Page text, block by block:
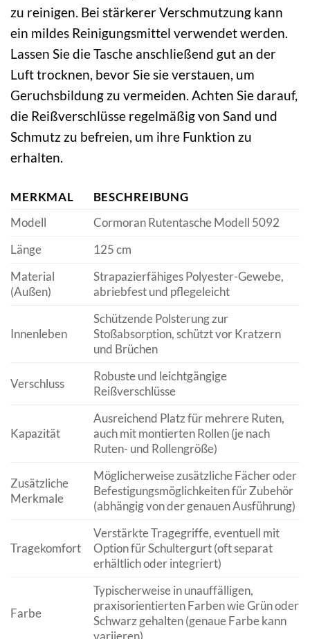
zu reinigen. Bei stärkerer Verschmutzung kann
ein mildes Reinigungsmittel verwendet werden.
Lassen Sie die Tasche anschließend gut an der
Luft trocknen, bevor Sie sie verstauen, um
Geruchsbildung zu vermeiden. Achten Sie darauf,
die Reißverschlüsse regelmäßig von Sand und
Schmutz zu befreien, um ihre Funktion zu
erhalten.
MERKMAL
BESCHREIBUNG
Modell
Cormoran Rutentasche Modell 5092
Länge
125 cm
Material
(Außen)
Strapazierfähiges Polyester-Gewebe,
abriebfest und pflegeleicht
Innenleben
Schützende Polsterung zur
Stoßabsorption, schützt vor Kratzern
und Brüchen
Verschluss
Robuste und leichtgängige
Reißverschlüsse
Kapazität
Ausreichend Platz für mehrere Ruten,
auch mit montierten Rollen (je nach
Ruten- und Rollengröße)
Zusätzliche
Merkmale
Möglicherweise zusätzliche Fächer oder
Befestigungsmöglichkeiten für Zubehör
(abhängig von der genauen Ausführung)
Tragekomfort
Verstärkte Tragegriffe, eventuell mit
Option für Schultergurt (oft separat
erhältlich oder integriert)
Farbe
Typischerweise in unauffälligen,
praxisorientierten Farben wie Grün oder
Schwarz gehalten (genaue Farbe kann
variieren)